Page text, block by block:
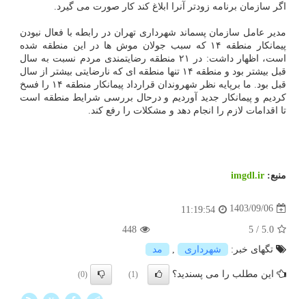
اگر سازمان برنامه زودتر آنرا ابلاغ کند کار صورت می گیرد.
مدیر عامل سازمان پسماند شهرداری تهران در رابطه با فعال نبودن
پیمانکار منطقه ۱۴ که سبب جولان موش ها در این منطقه شده
است، اظهار داشت: در ۲۱ منطقه رضایتمندی مردم نسبت به سال
قبل بیشتر بود و منطقه ۱۴ تنها منطقه ای که نارضایتی بیشتر از سال
قبل بود. ما برپایه نظر شهروندان قرارداد پیمانکار منطقه ۱۴ را فسخ
کردیم و پیمانکار جدید آوردیم و درحال بررسی شرایط منطقه است
تا اقدامات لازم را انجام دهد و مشکلات را رفع کند.
منبع: imgdl.ir
1403/09/06
11:19:54
5.0
/
5
448
تگهای خبر:
شهرداری مد
این مطلب را می پسندید؟ (1)
(0)